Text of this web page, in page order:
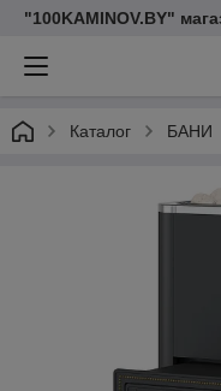
"100KAMINOV.BY"
Каталог БАНИ